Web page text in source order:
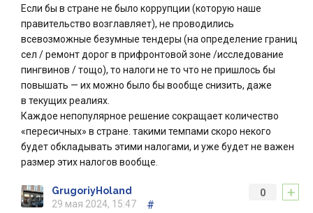
Если бы в стране не было коррупции (которую наше
правительство возглавляет), не проводились
всевозможные безумные тендеры (на определение границ
сел / ремонт дорог в прифронтовой зоне /исследование
пингвинов / тощо), то налоги не то что не пришлось бы
повышать — их можно было бы вообще снизить, даже
в текущих реалиях.
Каждое непопулярное решение сокращает количество
«пересичных» в стране. такими темпами скоро некого
будет обкладывать этими налогами, и уже будет не важен
размер этих налогов вообще.
+
0
GrugoriyHoland
29 мая 2024, 15:47
#